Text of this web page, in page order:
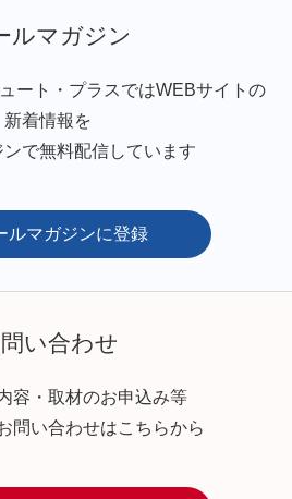
ルマガジン
ート・プラスではWEBサイトの
新着情報を
ンで無料配信しています
ルマガジンに登録
い合わせ
容・取材のお申込み等
問い合わせはこちらから